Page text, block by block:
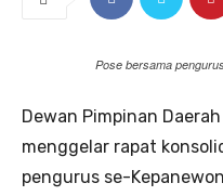
Pose bersama
Dewan Pimpinan
menggelar rapat
pengurus se-